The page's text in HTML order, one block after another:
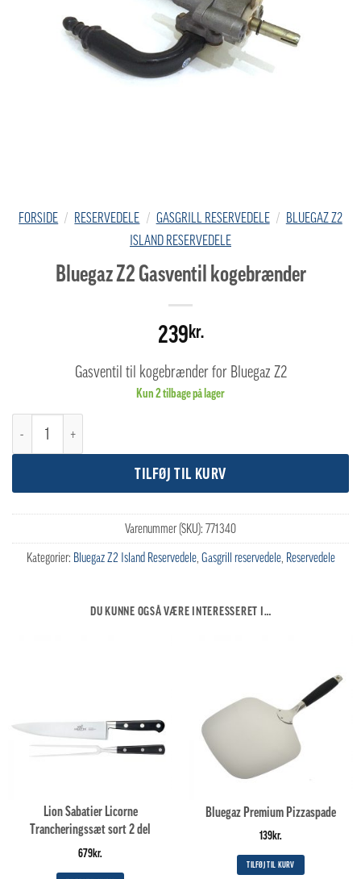
FORSIDE / RESERVEDELE / GASGRILL RESERVEDELE / BLUEGAZ Z2
ISLAND RESERVEDELE
Bluegaz Z2 Gasventil kogebrænder
239kr.
Gasventil til kogebrænder for Bluegaz Z2
Kun 2 tilbage på lager
Bluegaz Z2 Gasventil kogebrænder antal
TILFØJ TIL KURV
Varenummer (SKU): 771340
Kategorier: Bluegaz Z2 Island Reservedele, Gasgrill reservedele, Reservedele
DU KUNNE OGSÅ VÆRE INTERESSERET I…
Lion Sabatier Licorne
Trancheringssæt sort 2 del
679kr.
Bluegaz Premium Pizzaspade
139kr.
TILFØJ TIL KURV